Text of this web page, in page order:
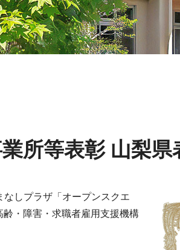
所等表彰 山梨県
しプラザ「オープンスクエ
・障害・求職者雇用支援機構